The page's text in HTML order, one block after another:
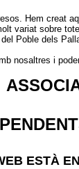
Hem creat
variat sobre
Poble dels
nosaltres i
ESTÀ